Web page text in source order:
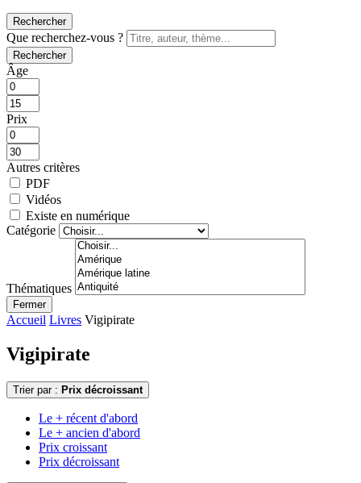
Rechercher
Que recherchez-vous ?
Rechercher
Âge
Prix
Autres critères
PDF
Vidéos
Existe en numérique
Catégorie
Thématiques
Fermer
Accueil Livres Vigipirate
Vigipirate
Trier par : Prix décroissant
Le + récent d'abord
Le + ancien d'abord
Prix croissant
Prix décroissant